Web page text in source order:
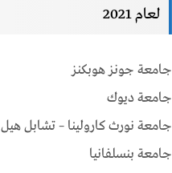
لعام 2021
جامعة جونز هوبكنز
جامعة ديوك
جامعة نورث كارولينا – تشابل هيل
جامعة بنسلفانيا